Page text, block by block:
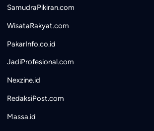
SamudraPikiran.com
WisataRakyat.com
PakarInfo.co.id
JadiProfesional.com
Nexzine.id
RedaksiPost.com
Massa.id